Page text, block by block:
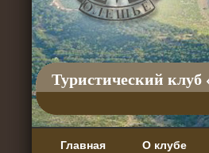
Туристический клуб
Главная О клубе